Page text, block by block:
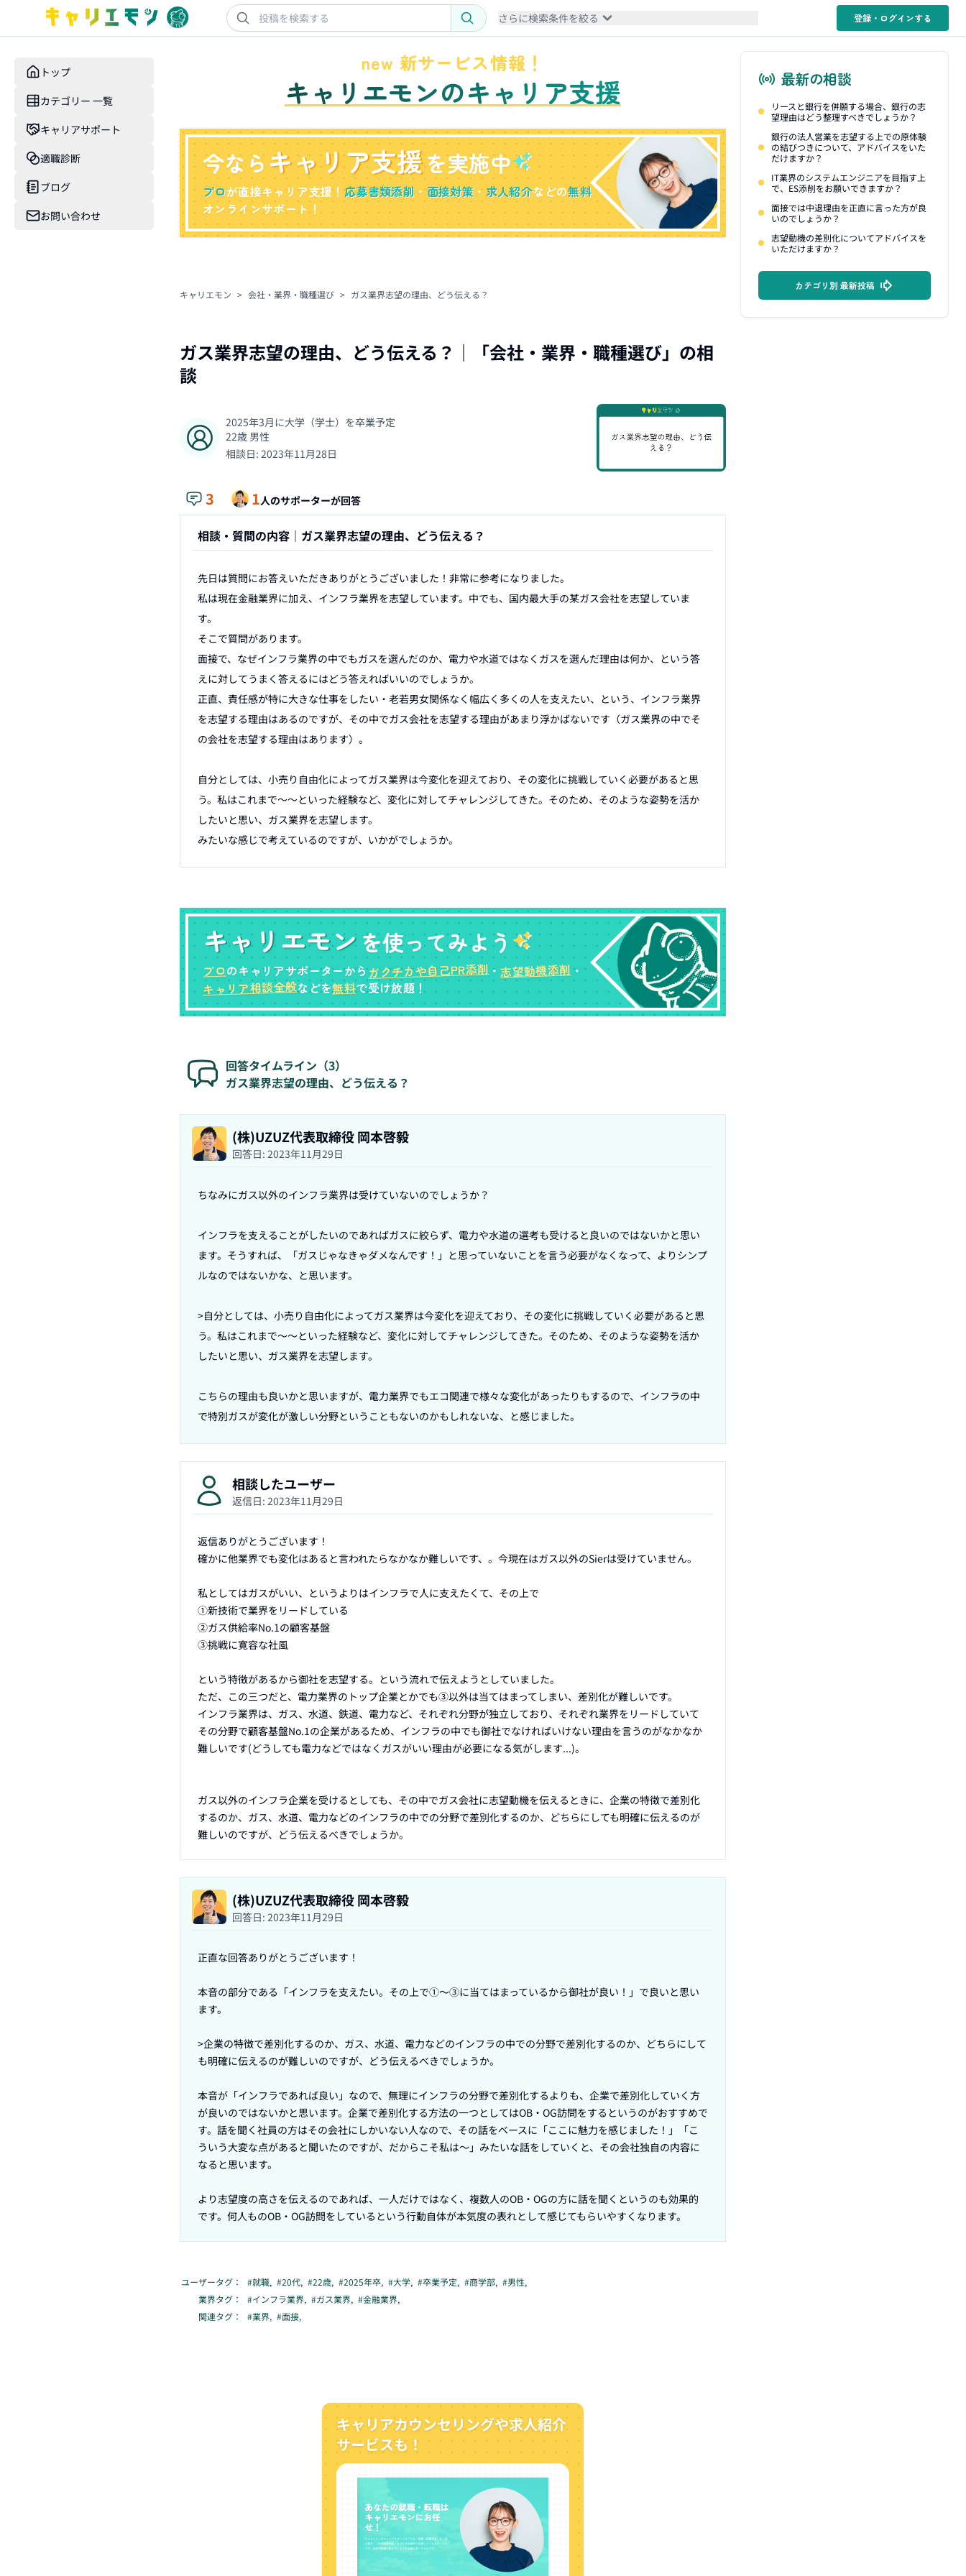
さらに検索条件を絞る 登録・ログインする
トップ
カテゴリー 一覧
キャリアサポート
適職診断
ブログ
お問い合わせ
new 新サービス情報！
キャリエモンのキャリア支援
今ならキャリア支援を実施中
プロが直接キャリア支援！応募書類添削 ・面接対策 ・求人紹介などの無料
オンラインサポート！
キャリエモン > 会社・業界・職種選び > ガス業界志望の理由、どう伝える？
ガス業界志望の理由、どう伝える？ ｜「会社・業界・職種選び」の相
談
2025年3月に大学（学士）を卒業予定
22歳 男性
相談日: 2023年11月28日
3 1人のサポーターが回答
相談・質問の内容｜ ガス業界志望の理由、どう伝える？
先日は質問にお答えいただきありがとうございました！非常に参考になりました。
私は現在金融業界に加え、インフラ業界を志望しています。中でも、国内最大手の某ガス会社を志望していま
す。
そこで質問があります。
面接で、なぜインフラ業界の中でもガスを選んだのか、電力や水道ではなくガスを選んだ理由は何か、という答
えに対してうまく答えるにはどう答えればいいのでしょうか。
正直、責任感が特に大きな仕事をしたい・老若男女関係なく幅広く多くの人を支えたい、という、インフラ業界
を志望する理由はあるのですが、その中でガス会社を志望する理由があまり浮かばないです（ガス業界の中でそ
の会社を志望する理由はあります）。
自分としては、小売り自由化によってガス業界は今変化を迎えており、その変化に挑戦していく必要があると思
う。私はこれまで～～といった経験など、変化に対してチャレンジしてきた。そのため、そのような姿勢を活か
したいと思い、ガス業界を志望します。
みたいな感じで考えているのですが、いかがでしょうか。
キャリエモン を使ってみよう
プロのキャリアサポーターからガクチカや自己PR添削・志望動機添削・
キャリア相談全般などを無料で受け放題！
回答タイムライン（3）
ガス業界志望の理由、どう伝える？
(株)UZUZ代表取締役 岡本啓毅
回答日: 2023年11月29日
ちなみにガス以外のインフラ業界は受けていないのでしょうか？
インフラを支えることがしたいのであればガスに絞らず、電力や水道の選考も受けると良いのではないかと思い
ます。そうすれば、「ガスじゃなきゃダメなんです！」と思っていないことを言う必要がなくなって、よりシンプ
ルなのではないかな、と思います。
>自分としては、小売り自由化によってガス業界は今変化を迎えており、その変化に挑戦していく必要があると思
う。私はこれまで～～といった経験など、変化に対してチャレンジしてきた。そのため、そのような姿勢を活か
したいと思い、ガス業界を志望します。
こちらの理由も良いかと思いますが、電力業界でもエコ関連で様々な変化があったりもするので、インフラの中
で特別ガスが変化が激しい分野ということもないのかもしれないな、と感じました。
相談したユーザー
返信日: 2023年11月29日
返信ありがとうございます！
確かに他業界でも変化はあると言われたらなかなか難しいです、。今現在はガス以外のSierは受けていません。
私としてはガスがいい、というよりはインフラで人に支えたくて、その上で
①新技術で業界をリードしている
②ガス供給率No.1の顧客基盤
③挑戦に寛容な社風
という特徴があるから御社を志望する。という流れで伝えようとしていました。
ただ、この三つだと、電力業界のトップ企業とかでも③以外は当てはまってしまい、差別化が難しいです。
インフラ業界は、ガス、水道、鉄道、電力など、それぞれ分野が独立しており、それぞれ業界をリードしていて
その分野で顧客基盤No.1の企業があるため、インフラの中でも御社でなければいけない理由を言うのがなかなか
難しいです(どうしても電力などではなくガスがいい理由が必要になる気がします...)。
ガス以外のインフラ企業を受けるとしても、その中でガス会社に志望動機を伝えるときに、企業の特徴で差別化
するのか、ガス、水道、電力などのインフラの中での分野で差別化するのか、どちらにしても明確に伝えるのが
難しいのですが、どう伝えるべきでしょうか。
(株)UZUZ代表取締役 岡本啓毅
回答日: 2023年11月29日
正直な回答ありがとうございます！
本音の部分である「インフラを支えたい。その上で①〜③に当てはまっているから御社が良い！」で良いと思い
ます。
>企業の特徴で差別化するのか、ガス、水道、電力などのインフラの中での分野で差別化するのか、どちらにして
も明確に伝えるのが難しいのですが、どう伝えるべきでしょうか。
本音が「インフラであれば良い」なので、無理にインフラの分野で差別化するよりも、企業で差別化していく方
が良いのではないかと思います。企業で差別化する方法の一つとしてはOB・OG訪問をするというのがおすすめで
す。話を聞く社員の方はその会社にしかいない人なので、その話をベースに「ここに魅力を感じました！」「こ
ういう大変な点があると聞いたのですが、だからこそ私は〜」みたいな話をしていくと、その会社独自の内容に
なると思います。
より志望度の高さを伝えるのであれば、一人だけではなく、複数人のOB・OGの方に話を聞くというのも効果的
ユーザータグ： #就職, #20代, #22歳, #2025年卒, #大学, #卒業予定, #商学部, #男性,
業界タグ：
#インフラ業界, #ガス業界, #金融業界,
関連タグ：
#業界, #面接,
キャリアカウンセリングや求人紹介
サービスも！
最新の相談
リースと銀行を併願する場合、銀行の志
望理由はどう整理すべきでしょうか？
銀行の法人営業を志望する上での原体験
の結びつきについて、アドバイスをいた
だけますか？
IT業界のシステムエンジニアを目指す上
で、ES添削をお願いできますか？
面接では中退理由を正直に言った方が良
いのでしょうか？
志望動機の差別化についてアドバイスを
いただけますか？
カテゴリ別 最新投稿